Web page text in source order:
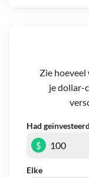
Zie hoeveel
je dollar-
Had geïnvesteerd
Elke
$